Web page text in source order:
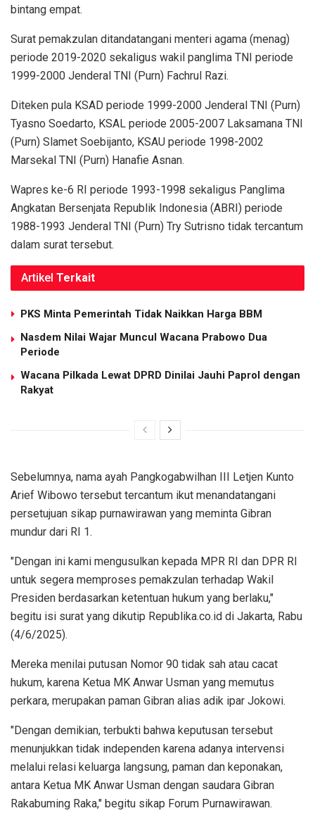
bintang empat.
Surat pemakzulan ditandatangani menteri agama (menag)
periode 2019-2020 sekaligus wakil panglima TNI periode
1999-2000 Jenderal TNI (Purn) Fachrul Razi.
Diteken pula KSAD periode 1999-2000 Jenderal TNI (Purn)
Tyasno Soedarto, KSAL periode 2005-2007 Laksamana TNI
(Purn) Slamet Soebijanto, KSAU periode 1998-2002
Marsekal TNI (Purn) Hanafie Asnan.
Wapres ke-6 RI periode 1993-1998 sekaligus Panglima
Angkatan Bersenjata Republik Indonesia (ABRI) periode
1988-1993 Jenderal TNI (Purn) Try Sutrisno tidak tercantum
dalam surat tersebut.
Artikel Terkait
PKS Minta Pemerintah Tidak Naikkan Harga BBM
Nasdem Nilai Wajar Muncul Wacana Prabowo Dua
Periode
Wacana Pilkada Lewat DPRD Dinilai Jauhi Paprol dengan
Rakyat
Sebelumnya, nama ayah Pangkogabwilhan III Letjen Kunto
Arief Wibowo tersebut tercantum ikut menandatangani
persetujuan sikap purnawirawan yang meminta Gibran
mundur dari RI 1.
"Dengan ini kami mengusulkan kepada MPR RI dan DPR RI
untuk segera memproses pemakzulan terhadap Wakil
Presiden berdasarkan ketentuan hukum yang berlaku,"
begitu isi surat yang dikutip Republika.co.id di Jakarta, Rabu
(4/6/2025).
Mereka menilai putusan Nomor 90 tidak sah atau cacat
hukum, karena Ketua MK Anwar Usman yang memutus
perkara, merupakan paman Gibran alias adik ipar Jokowi.
"Dengan demikian, terbukti bahwa keputusan tersebut
menunjukkan tidak independen karena adanya intervensi
melalui relasi keluarga langsung, paman dan keponakan,
antara Ketua MK Anwar Usman dengan saudara Gibran
Rakabuming Raka," begitu sikap Forum Purnawirawan.